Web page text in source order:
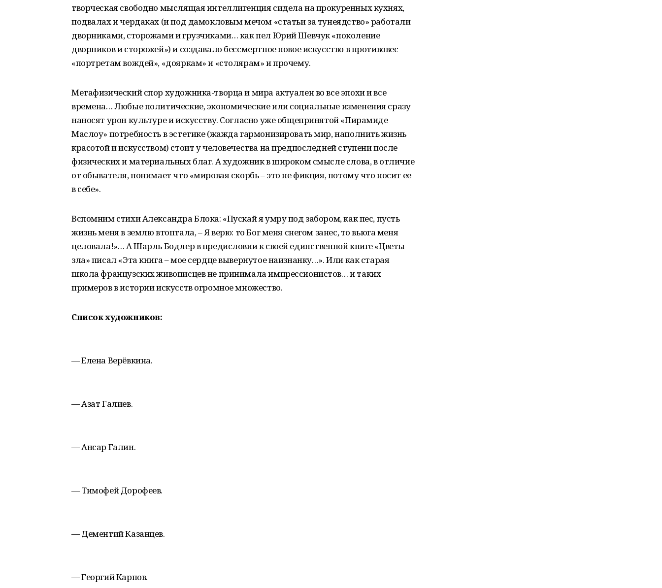
творческая свободно мыслящая интеллигенция сидела на прокуренных кухнях,
подвалах и чердаках (и под дамокловым мечом «статьи за тунеядство» работали
дворниками, сторожами и грузчиками… как пел Юрий Шевчук «поколение
дворников и сторожей») и создавало бессмертное новое искусство в противовес
«портретам вождей», «дояркам» и «столярам» и прочему.
Метафизический спор художника-творца и мира актуален во все эпохи и все
времена… Любые политические, экономические или социальные изменения сразу
наносят урон культуре и искусству. Согласно уже общепринятой «Пирамиде
Маслоу» потребность в эстетике (жажда гармонизировать мир, наполнить жизнь
красотой и искусством) стоит у человечества на предпоследней ступени после
физических и материальных благ. А художник в широком смысле слова, в отличие
от обывателя, понимает что «мировая скорбь – это не фикция, потому что носит ее
в себе».
Вспомним стихи Александра Блока: «Пускай я умру под забором, как пес, пусть
жизнь меня в землю втоптала, – Я верю: то Бог меня снегом занес, то вьюга меня
целовала!»… А Шарль Бодлер в предисловии к своей единственной книге «Цветы
зла» писал «Эта книга – мое сердце вывернутое наизнанку…». Или как старая
школа французских живописцев не принимала импрессионистов… и таких
примеров в истории искусств огромное множество.
Список художников:
— Елена Верёвкина.
— Азат Галиев.
— Ансар Галин.
— Тимофей Дорофеев.
— Дементий Казанцев.
— Георгий Карпов.